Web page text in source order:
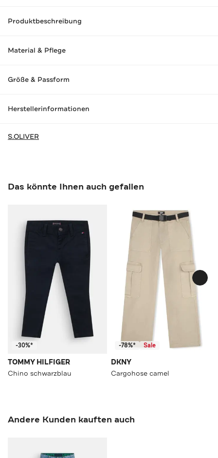
Produktbeschreibung
Material & Pflege
Größe & Passform
Herstellerinformationen
S.OLIVER
Das könnte Ihnen auch gefallen
-30%*
TOMMY HILFIGER
Chino schwarzblau
-78%* Sale
DKNY
Cargohose camel
Andere Kunden kauften auch